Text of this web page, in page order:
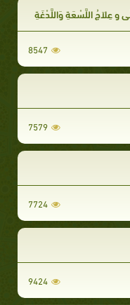
و عِلاَجُ اللَّسْعَةِ وَاللَّدْغَةِ
8547
7579
7724
9424